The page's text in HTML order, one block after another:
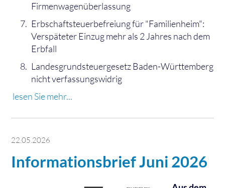
Firmenwagenüberlassung
Erbschaftsteuerbefreiung für "Familienheim":
Verspäteter Einzug mehr als 2 Jahres nach dem
Erbfall
Landesgrundsteuergesetz Baden-Württemberg
nicht verfassungswidrig
lesen Sie mehr...
22.05.2026
Informationsbrief Juni 2026